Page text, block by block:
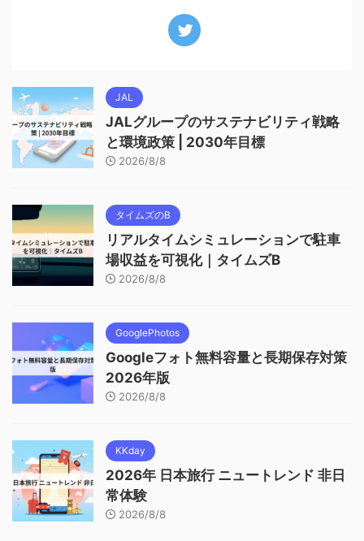
JAL
JALグループのサステナビリティ戦略
と環境政策 | 2030年目標
2026/8/8
タイムズのB
リアルタイムシミュレーションで駐車
場収益を可視化｜タイムズB
2026/8/8
GooglePhotos
Googleフォト無料容量と長期保存対策
2026年版
2026/8/8
KKday
2026年 日本旅行 ニュートレンド 非日
常体験
2026/8/8